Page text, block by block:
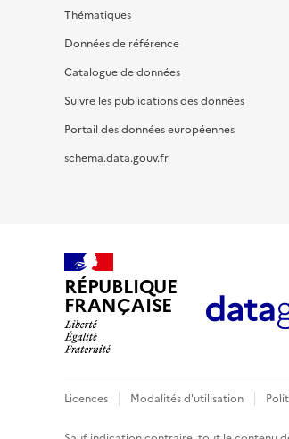
Thématiques
Données de référence
Catalogue de données
Suivre les publications des données
Portail des données européennes
schema.data.gouv.fr
RÉPUBLIQUE
FRANÇAISE
Licences Modalités d'utilisation